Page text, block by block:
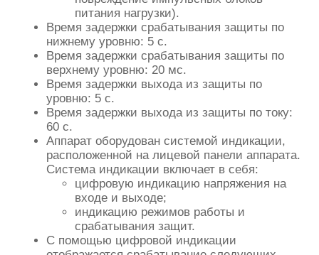
питания нагрузки).
Время задержки срабатывания защиты по
нижнему уровню: 5 с.
Время задержки срабатывания защиты по
верхнему уровню: 20 мс.
Время задержки выхода из защиты по
уровню: 5 с.
Время задержки выхода из защиты по току:
60 с.
Аппарат оборудован системой индикации,
расположенной на лицевой панели аппарата.
Система индикации включает в себя:
цифровую индикацию напряжения на
входе и выходе;
индикацию режимов работы и
срабатывания защит.
С помощью цифровой индикации